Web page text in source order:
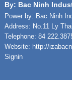
By: Bac Ninh
Power by: Bac Ninh
Address: No.11 Ly
Telephone: 84
Website: http://
Signin